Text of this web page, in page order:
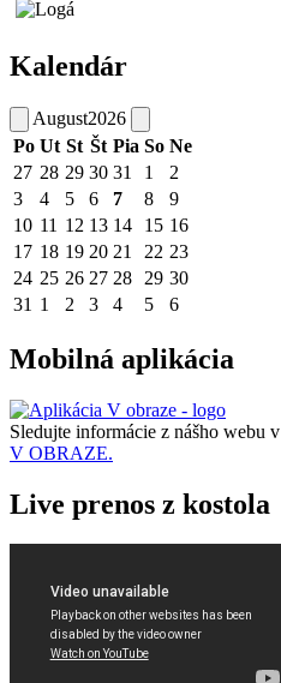
Kalendár
August2026
Po Ut St Št Pia So Ne
27 28 29 30 31 1
2
3
4 5 6 7 8
9
10 11 12 13 14 15 16
17 18 19 20 21 22 23
24 25 26 27 28 29 30
31 1 2 3 4 5 6
Mobilná aplikácia
Sledujte informácie z nášho webu v
V OBRAZE.
Live prenos z kostola